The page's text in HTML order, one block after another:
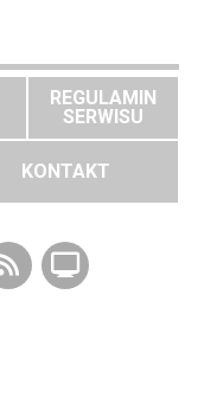
REGULAMIN
SERWISU
KONTAKT